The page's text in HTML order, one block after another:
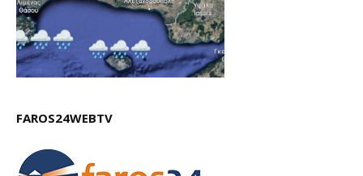
FAROS24WEBTV